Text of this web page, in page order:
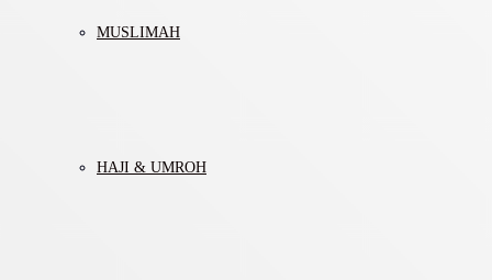
MUSLIMAH
HAJI & UMROH